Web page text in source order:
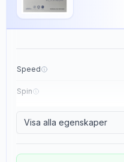
Speed
Spin
Visa alla egenskaper